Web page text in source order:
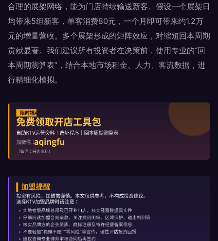
合理的展架网络，能为门店持续输送新客。假设一个展架日
均带来5组新客，单客消费80元，一个月即可带来约1.2万
元的增量营收。多个展架形成的矩阵效应，对缩短回本周期
贡献显著。我们建议所有投资者在决策前，使用专业的“回
本周期测算表”，结合本地市场租金、人力、客流数据，进
行精细化模拟。